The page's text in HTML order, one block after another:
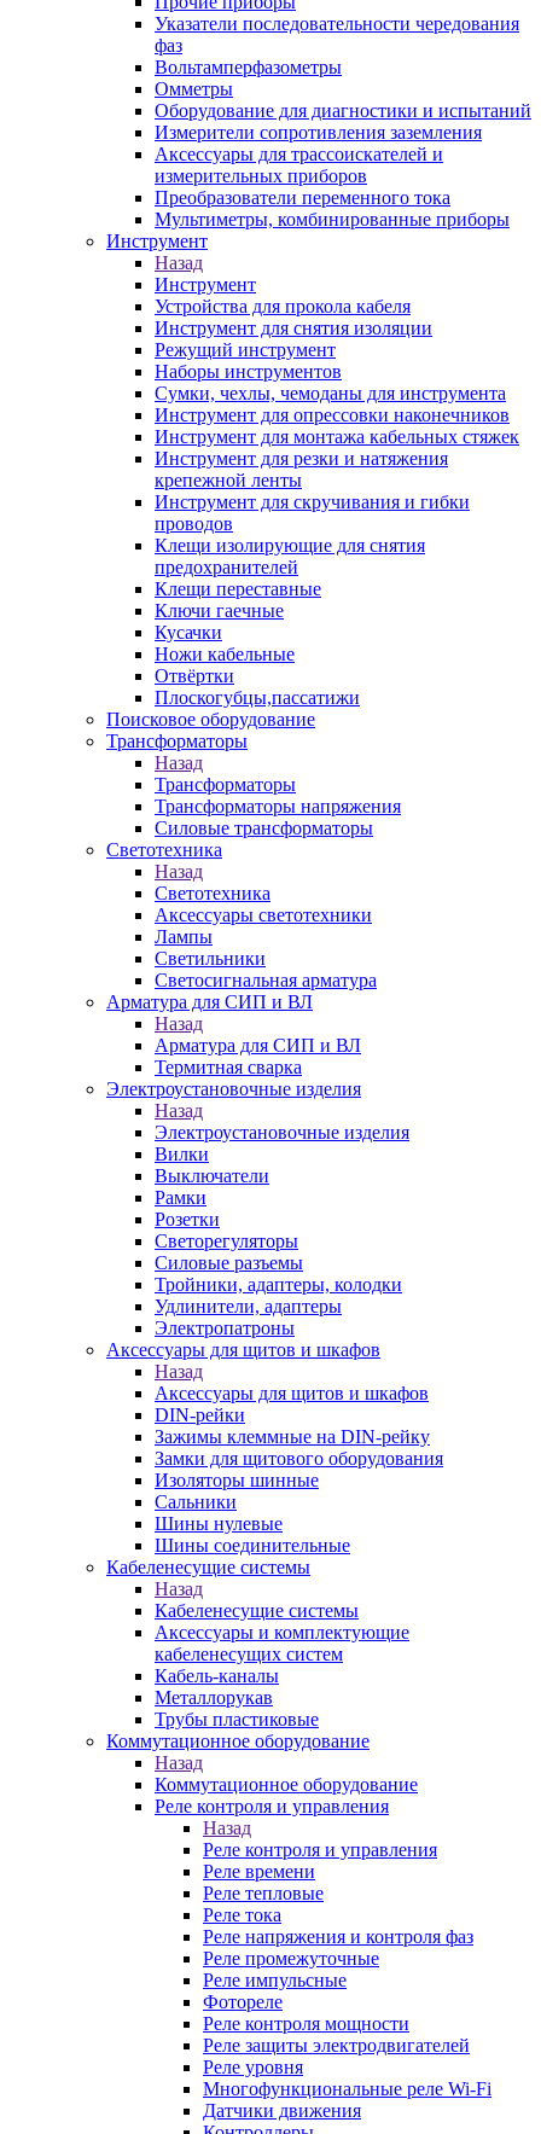
Указатели последовательности чередования
фаз
Вольтамперфазометры
Омметры
Оборудование для диагностики и испытаний
Измерители сопротивления заземления
Аксессуары для трассоискателей и
измерительных приборов
Преобразователи переменного тока
Мультиметры, комбинированные приборы
Инструмент
Назад
Инструмент
Устройства для прокола кабеля
Инструмент для снятия изоляции
Режущий инструмент
Наборы инструментов
Сумки, чехлы, чемоданы для инструмента
Инструмент для опрессовки наконечников
Инструмент для монтажа кабельных стяжек
Инструмент для резки и натяжения
крепежной ленты
Инструмент для скручивания и гибки
проводов
Клещи изолирующие для снятия
предохранителей
Клещи переставные
Ключи гаечные
Кусачки
Ножи кабельные
Отвёртки
Плоскогубцы,пассатижи
Поисковое оборудование
Трансформаторы
Назад
Трансформаторы
Трансформаторы напряжения
Силовые трансформаторы
Светотехника
Назад
Светотехника
Аксессуары светотехники
Лампы
Светильники
Светосигнальная арматура
Арматура для СИП и ВЛ
Назад
Арматура для СИП и ВЛ
Термитная сварка
Электроустановочные изделия
Назад
Электроустановочные изделия
Вилки
Выключатели
Рамки
Розетки
Светорегуляторы
Силовые разъемы
Тройники, адаптеры, колодки
Удлинители, адаптеры
Электропатроны
Аксессуары для щитов и шкафов
Назад
Аксессуары для щитов и шкафов
DIN-рейки
Зажимы клеммные на DIN-рейку
Замки для щитового оборудования
Изоляторы шинные
Сальники
Шины нулевые
Шины соединительные
Кабеленесущие системы
Назад
Кабеленесущие системы
Аксессуары и комплектующие
кабеленесущих систем
Кабель-каналы
Металлорукав
Трубы пластиковые
Коммутационное оборудование
Назад
Коммутационное оборудование
Реле контроля и управления
Назад
Реле контроля и управления
Реле времени
Реле тепловые
Реле тока
Реле напряжения и контроля фаз
Реле промежуточные
Реле импульсные
Фотореле
Реле контроля мощности
Реле защиты электродвигателей
Реле уровня
Многофункциональные реле Wi-Fi
Датчики движения